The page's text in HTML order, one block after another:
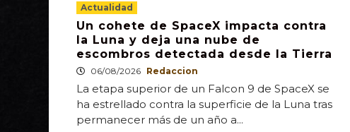
Actualidad
Un cohete de SpaceX impacta contra
la Luna y deja una nube de
escombros detectada desde la Tierra
06/08/2026 Redaccion
La etapa superior de un Falcon 9 de SpaceX se
ha estrellado contra la superficie de la Luna tras
permanecer más de un año a...